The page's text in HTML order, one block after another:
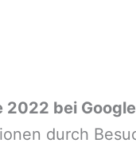
2022 bei
durch